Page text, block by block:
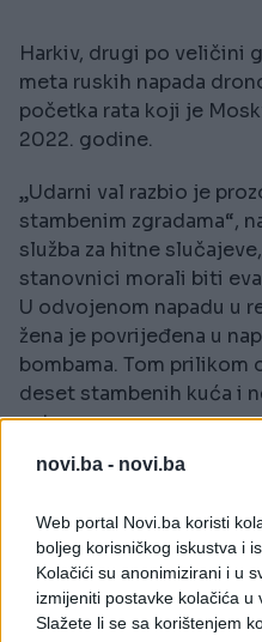
novi.ba - novi.ba
Web portal Novi.ba koristi
boljeg korisničkog iskustva i
Kolačići su anonimizirani i u
izmijeniti postavke kolačića u
Slažete li se sa korištenjem
Harkiv, drugi po veličini
meta ruskih napada
početka rata koji je
2022. godine.
„Udarni val razbio je
stambenim zgradama“,
služba za hitne
stanovnici morali biti
U odvojenom napadu u
žena je povrijeđena u
bombama. Tom prilikom
deset stambenih kuća i
ustanova.
neprijatelj i dalje
infrastrukturu, posebno
Reuters napominje da
potvrditi koje je oružje